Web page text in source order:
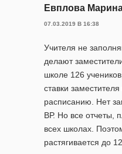
Евплова
07.03.2019 В 16:38
Учителя не
делают
школе 126
ставки
расписанию. Нет
ВР. Но все отчеты,
всех школах.
растягивается до